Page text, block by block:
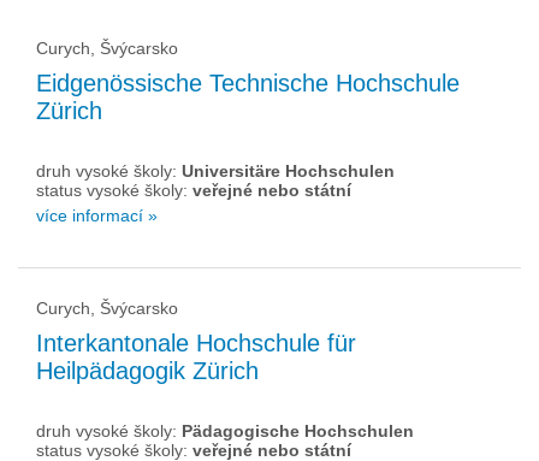
Curych, Švýcarsko
Eidgenössische Technische Hochschule
Zürich
druh vysoké školy: Universitäre Hochschulen
status vysoké školy: veřejné nebo státní
více informací »
Curych, Švýcarsko
Interkantonale Hochschule für
Heilpädagogik Zürich
druh vysoké školy: Pädagogische Hochschulen
status vysoké školy: veřejné nebo státní